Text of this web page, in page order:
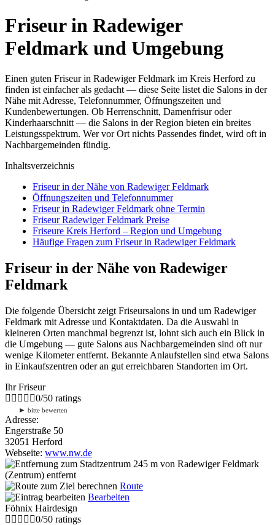
Friseur in Radewiger
Feldmark und Umgebung
Einen guten Friseur in Radewiger Feldmark im Kreis Herford zu
finden ist einfacher als gedacht — diese Seite listet die Salons in der
Nähe mit Adresse, Telefonnummer, Öffnungszeiten und
Kundenbewertungen. Ob Herrenschnitt, Damenfrisur oder
Kinderhaarschnitt — die Salons in der Region bieten ein breites
Leistungsspektrum. Wer vor Ort nichts Passendes findet, wird oft in
Nachbargemeinden fündig.
Inhaltsverzeichnis
Friseur in der Nähe von Radewiger Feldmark
Öffnungszeiten und Telefonnummer
Friseur in Radewiger Feldmark ohne Termin
Friseur Radewiger Feldmark Preise
Friseure Kreis Herford – Region und Umgebung
Häufige Fragen zum Friseur in Radewiger Feldmark
Friseur in der Nähe von Radewiger
Feldmark
Die folgende Übersicht zeigt Friseursalons in und um Radewiger
Feldmark mit Adresse und Kontaktdaten. Da die Auswahl in
kleineren Orten manchmal begrenzt ist, lohnt sich auch ein Blick in
die Umgebung — gute Salons aus Nachbargemeinden sind oft nur
wenige Kilometer entfernt. Bekannte Anlaufstellen sind etwa Salons
in Einkaufszentren oder an gut erreichbaren Standorten im Ort.
Ihr Friseur
0/50 ratings
► bitte bewerten
Adresse:
Engerstraße 50
32051 Herford
Webseite: www.nw.de
245 m von Radewiger Feldmark
(Zentrum) entfernt
Route
Bearbeiten
Föhnix Hairdesign
0/50 ratings